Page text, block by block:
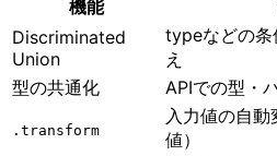
機能
Discriminated
Union
typeなどの条
え
型の共通化
APIでの型・
.transform
入力値の自
値）